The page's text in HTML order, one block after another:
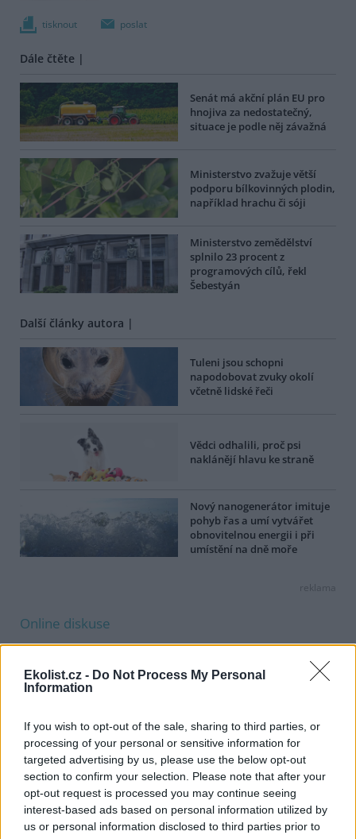
Ekolist.cz - Do Not Process My Personal
Information
If you wish to opt-out of the sale, sharing to third parties, or
processing of your personal or sensitive information for
targeted advertising by us, please use the below opt-out
section to confirm your selection. Please note that after your
opt-out request is processed you may continue seeing
interest-based ads based on personal information utilized by
us or personal information disclosed to third parties prior to
tisknout poslat
Dále čtěte |
Senát má akční plán EU pro
hnojiva za nedostatečný,
situace je podle něj závažná
Ministerstvo zvažuje větší
podporu bílkovinných plodin,
například hrachu či sóji
Ministerstvo zemědělství
splnilo 23 procent z
programových cílů, řekl
Šebestyán
Další články autora |
Tuleni jsou schopni
napodobovat zvuky okolí
včetně lidské řeči
Vědci odhalili, proč psi
naklánějí hlavu ke straně
Nový nanogenerátor imituje
pohyb řas a umí vytvářet
obnovitelnou energii i při
umístění na dně moře
reklama
Online diskuse
že zde publikujete svůj příspěvek, se ale zároveň zavazujete
dodržovatpravidla diskuse. V případě porušení si redakce
vyhrazuje právo smazat diskusní příspěvěk
Všechny komentáře (16)
DO DISKUZE SE MŮŽETE ZAPOJIT PO PŘIHLÁŠENÍ
Uživatelský e-mail
Heslo